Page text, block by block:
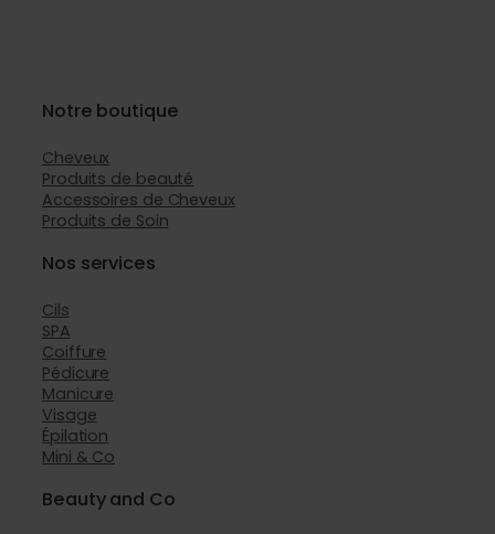
Notre boutique
Cheveux
Produits de beauté
Accessoires de Cheveux
Produits de Soin
Nos services
Cils
SPA
Coiffure
Pédicure
Manicure
Visage
Épilation
Mini & Co
Beauty and Co